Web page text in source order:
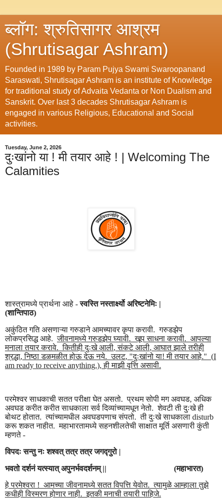
ब्लॉग: श्रुतिसागर आश्रम
(Shrutisagar Ashram)
Founded in 1989 by Param Pujya Swami Swaroopanand
Saraswati, Shrutisagar Ashram is an institute of Knowledge
for traditional study of Advaita Vedanta or Non Dualism and
Sanskrit. Over last 3 decades Shrutisagar Ashram is
engaged in various Religious, Educational and Social
activities.
Tuesday, June 2, 2026
दुःखांनो या ! मी तयार आहे ! | Welcoming The
Calamities
शास्त्रामध्ये प्रार्थना आहे -स्वस्ति नस्तार्क्ष्यो अरिष्टनेमिः |
(शान्तिपाठ)
अकुंठित गति असणाऱ्या गरुडाने आमच्यावर कृपा करावी. गरुडझेप
लोकप्रसिद्ध आहे. जीवनामध्ये गरुडझेप घ्यावी. खूप साधना करावी. आपल्या
मनाला तयार करावे. कितीही दुःखे आली,संकटे आली, आघात झाले तरीही
श्रद्धा,निष्ठा डळमळीत होऊ देऊ नये. उलट, "दुःखांनो या! मी तयार आहे." (I
am ready to receive anything.),ही माझी वृत्ति असावी.
परमेश्वर साधकाची सतत परीक्षा घेत असतो. प्रथम सोपी मग अवघड, अधिक
अवघड करीत करीत साधकाला सर्व दिव्यांच्यामधून नेतो. शेवटी ती दुःखे ही
बोथट होतात. त्यांच्यामधील अवघडपणाच संपतो. ती दुःखे साधकाला disturb
करू शकत नाहीत. महाभारतामध्ये सहनशीलतेची साक्षात मूर्ति असणारी कुंती
म्हणते -
विपदः सन्तु नः शश्वत् तत्र तत्र जगद्गुरो |
भवतो दर्शनं यत्स्यात् अपुनर्भवदर्शनम्|| (महाभारत)
हे परमेश्वरा ! आमच्या जीवनामध्ये सतत विपत्ति येवोत. त्यामुळे आम्हाला तुझे
कधीही विस्मरण होणार नाही. इतकी मनाची तयारी पाहिजे.